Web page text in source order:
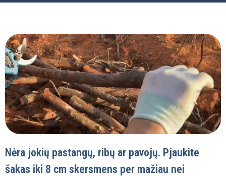
Nėra jokių pastangų, ribų ar pavojų. Pjaukite
šakas iki 8 cm skersmens per mažiau nei